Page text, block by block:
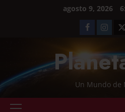
agosto 9, 2026
Un Mundo de